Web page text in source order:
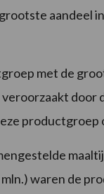
aandeel
met de
door
productgroep
waren de